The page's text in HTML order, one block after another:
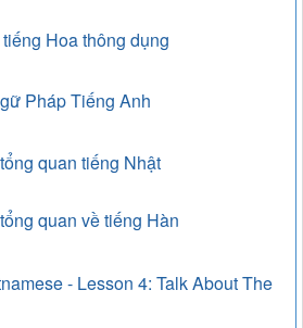
Hoa thông dụng
Pháp Tiếng Anh
quan tiếng Nhật
quan về tiếng Hàn
- Lesson 4: Talk About The